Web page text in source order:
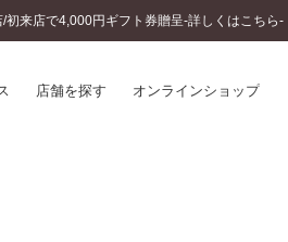
初来店で4,000円ギフト券贈呈-詳しくはこちら-
店舗を探す オンラインショップ